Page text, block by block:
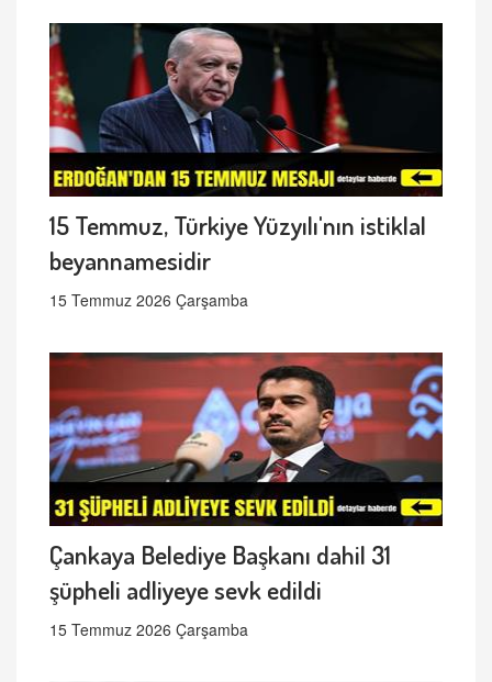
15 Temmuz, Türkiye Yüzyılı'nın istiklal
beyannamesidir
15 Temmuz 2026 Çarşamba
Çankaya Belediye Başkanı dahil 31
şüpheli adliyeye sevk edildi
15 Temmuz 2026 Çarşamba